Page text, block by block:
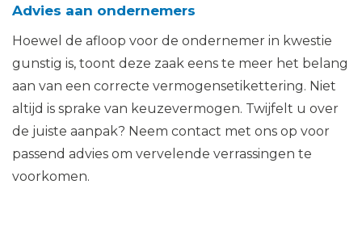
Advies aan ondernemers
Hoewel de afloop voor de ondernemer in kwestie
gunstig is, toont deze zaak eens te meer het belang
aan van een correcte vermogensetikettering. Niet
altijd is sprake van keuzevermogen. Twijfelt u over
de juiste aanpak? Neem contact met ons op voor
passend advies om vervelende verrassingen te
voorkomen.